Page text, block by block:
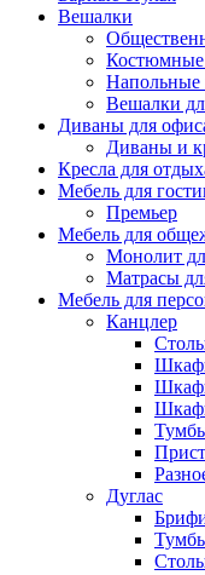
Вешалки
Напольные
Вешалки
Диваны для
Диваны и
Кресла для
Мебель для
Премьер
Мебель для
Монолит
Матрасы
Мебель для
Канцлер
Дуглас